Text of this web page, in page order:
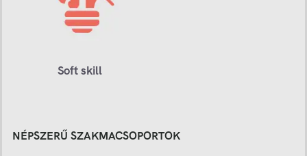
Soft skill
NÉPSZERŰ SZAKMACSOPORTOK